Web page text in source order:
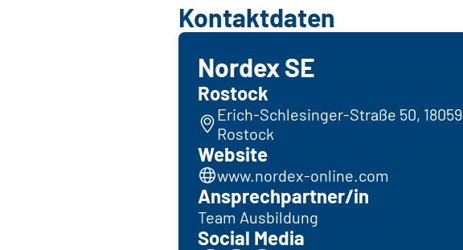
Kontaktdaten
Nordex SE
Rostock
Erich-Schlesinger-Straße 50, 18059
Rostock
Website
www.nordex-online.com
Ansprechpartner/in
Team Ausbildung
Social Media